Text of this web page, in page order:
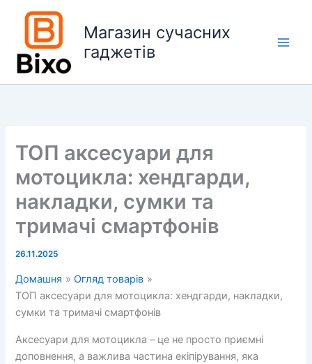
вмісту
Магазин сучасних
гаджетів
ТОП аксесуари для
мотоцикла: хендгарди,
накладки, сумки та
тримачі смартфонів
26.11.2025
Домашня
Огляд товарів
ТОП аксесуари для мотоцикла: хендгарди, накладки,
сумки та тримачі смартфонів
Аксесуари для мотоцикла – це не просто приємні
доповнення, а важлива частина екіпірування, яка